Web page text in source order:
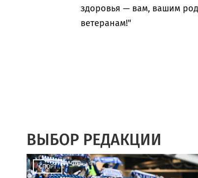
здоровья — вам, вашим
ветеранам!"
ВЫБОР РЕДАКЦИИ
СПОРТ